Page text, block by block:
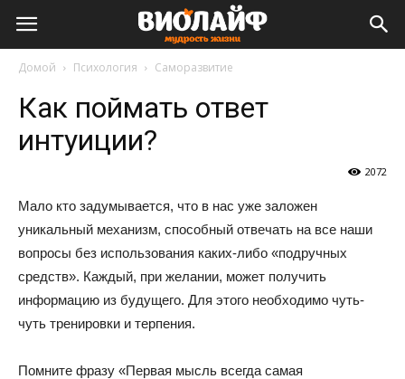
Виолайф
Домой Психология Саморазвитие
Как поймать ответ
интуиции?
2072
Мало кто задумывается, что в нас уже заложен
уникальный механизм, способный отвечать на все наши
вопросы без использования каких-либо «подручных
средств». Каждый, при желании, может получить
информацию из будущего. Для этого необходимо чуть-
чуть тренировки и терпения.
Помните фразу «Первая мысль всегда самая